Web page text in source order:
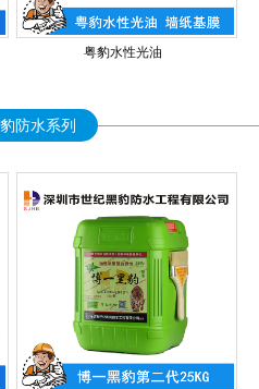
粤豹水性光油
防水系列